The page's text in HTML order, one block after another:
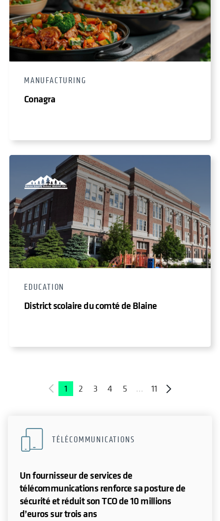
MANUFACTURING
Conagra
EDUCATION
District scolaire du comté de Blaine
1 2 3 4 5 ... 11
TÉLÉCOMMUNICATIONS
Un fournisseur de services de
télécommunications renforce sa posture de
sécurité et réduit son TCO de 10 millions
d’euros sur trois ans